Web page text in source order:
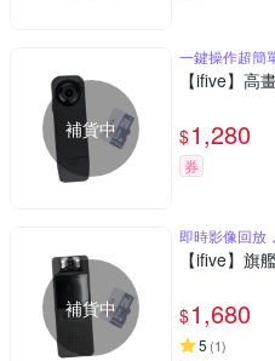
補貨中
一鍵操作超簡
【ifive】高
$1,280
券
補貨中
即時影像回放
【ifive】旗
$1,680
5 (1)